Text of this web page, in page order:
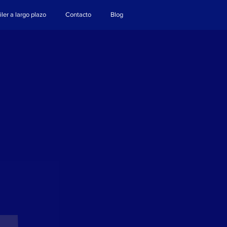
a largo plazo Contacto Blog